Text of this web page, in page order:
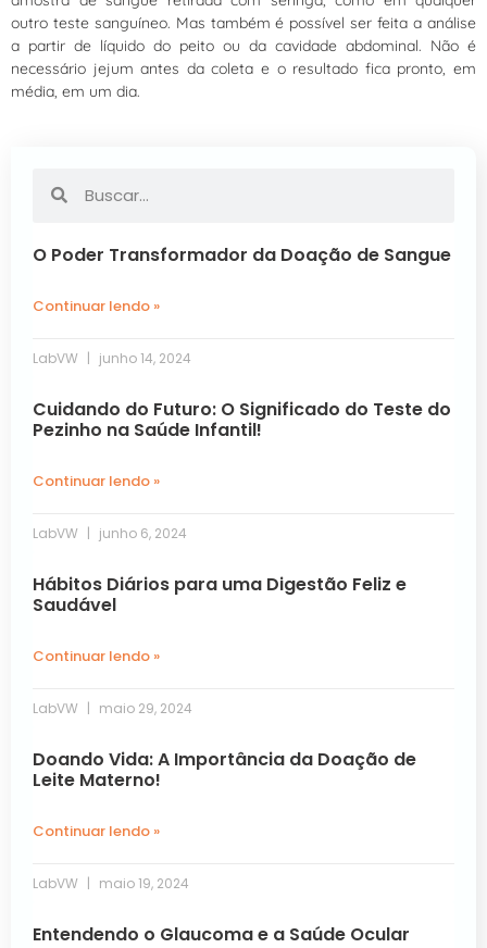
outro teste sanguíneo. Mas também é possível ser feita a análise
a partir de líquido do peito ou da cavidade abdominal. Não é
necessário jejum antes da coleta e o resultado fica pronto, em
média, em um dia.
O Poder Transformador da Doação de Sangue
Continuar lendo »
LabVW junho 14, 2024
Cuidando do Futuro: O Significado do Teste do
Pezinho na Saúde Infantil!
Continuar lendo »
LabVW junho 6, 2024
Hábitos Diários para uma Digestão Feliz e
Saudável
Continuar lendo »
LabVW maio 29, 2024
Doando Vida: A Importância da Doação de
Leite Materno!
Continuar lendo »
LabVW maio 19, 2024
Entendendo o Glaucoma e a Saúde Ocular